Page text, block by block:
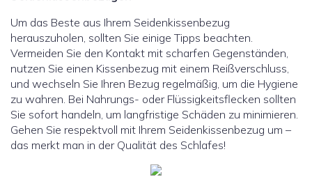
Um das Beste aus Ihrem Seidenkissenbezug
herauszuholen, sollten Sie einige Tipps beachten.
Vermeiden Sie den Kontakt mit scharfen Gegenständen,
nutzen Sie einen Kissenbezug mit einem Reißverschluss,
und wechseln Sie Ihren Bezug regelmäßig, um die Hygiene
zu wahren. Bei Nahrungs- oder Flüssigkeitsflecken sollten
Sie sofort handeln, um langfristige Schäden zu minimieren.
Gehen Sie respektvoll mit Ihrem Seidenkissenbezug um –
das merkt man in der Qualität des Schlafes!